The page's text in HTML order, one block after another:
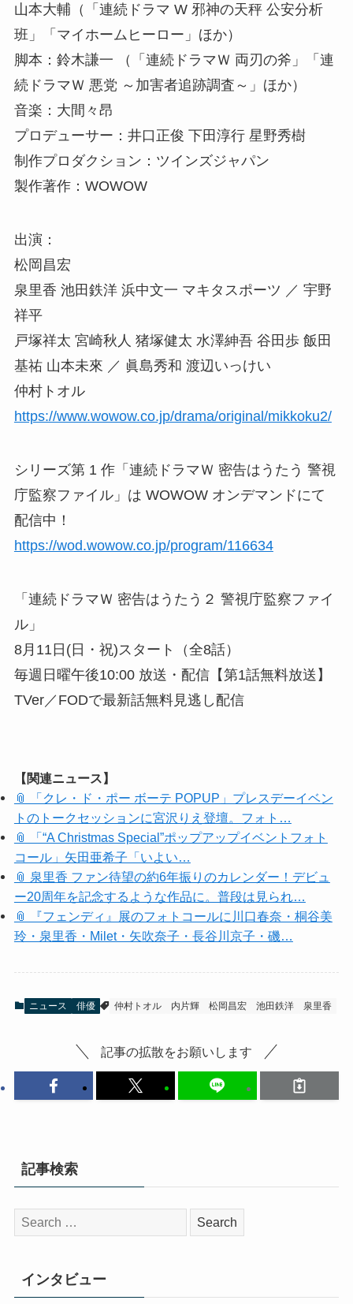
山本大輔（「連続ドラマ W 邪神の天秤 公安分析
班」「マイホームヒーロー」ほか）
脚本：鈴木謙一 （「連続ドラマＷ 両刃の斧」「連
続ドラマＷ 悪党 ～加害者追跡調査～」ほか）
音楽：大間々昂
プロデューサー：井口正俊 下田淳行 星野秀樹
制作プロダクション：ツインズジャパン
製作著作：WOWOW
出演：
松岡昌宏
泉里香 池田鉄洋 浜中文一 マキタスポーツ ／ 宇野
祥平
戸塚祥太 宮崎秋人 猪塚健太 水澤紳吾 谷田歩 飯田
基祐 山本未來 ／ 眞島秀和 渡辺いっけい
仲村トオル
https://www.wowow.co.jp/drama/original/mikkoku2/
シリーズ第 1 作「連続ドラマＷ 密告はうたう 警視
庁監察ファイル」は WOWOW オンデマンドにて
配信中！
https://wod.wowow.co.jp/program/116634
「連続ドラマＷ 密告はうたう２ 警視庁監察ファイ
ル」
8月11日(日・祝)スタート（全8話）
毎週日曜午後10:00 放送・配信【第1話無料放送】
TVer／FODで最新話無料見逃し配信
📎 「クレ・ド・ポー ボーテ POPUP」プレスデーイベン
📎 「“A Christmas Special”ポップアップイベントフォト
コール」矢田亜希子「いよい…
ー20周年を記念するような作品に。普段は見られ…
📎 『フェンディ』展のフォトコールに川口春奈・桐谷美